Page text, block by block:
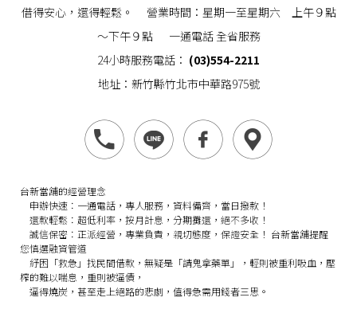
借得安心，還得輕鬆。 營業時間：星期一至星期六 上午９點
～下午９點 一通電話 全省服務
24小時服務電話： (03)554-2211
地址：新竹縣竹北市中華路975號
台新當舖的經營理念
申辦快速： 一通電話，專人服務，資料備齊，當日撥款！
還款輕鬆： 超低利率，按月計息，分期攤還，絕不多收！
誠信保密： 正派經營，專業負責，親切態度，保證安全！ 台新當舖提醒
您慎選融資管道
紓困「救急」找民間借款，無疑是「請鬼拿藥單」，輕則被重利吸血，壓
榨的難以喘息，重則被逼債，
逼得燒炭，甚至走上絕路的悲劇，值得急需用錢者三思。